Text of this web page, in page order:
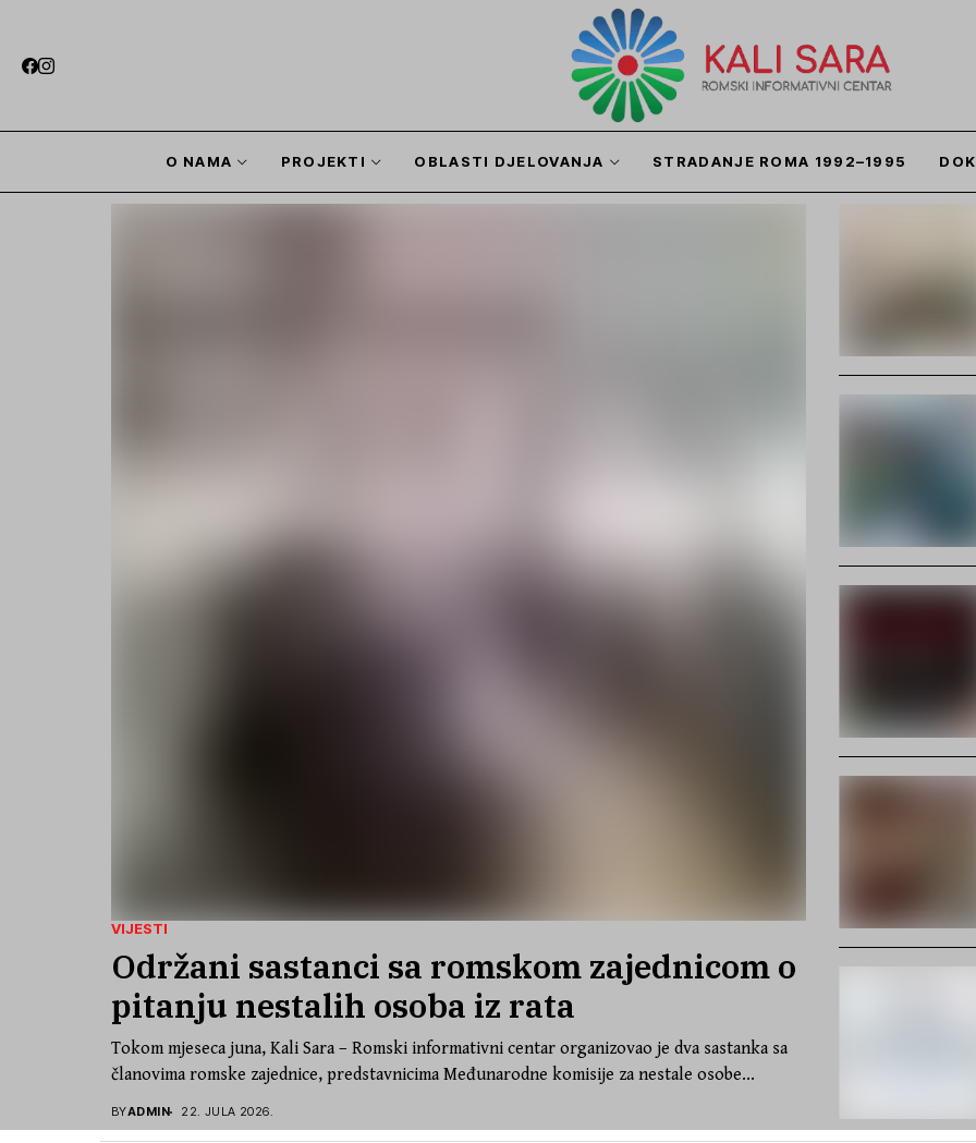
O NAMA PROJEKTI OBLASTI DJELOVANJA STRADANJE ROMA 1992–1995
VIJESTI
Održani sastanci sa romskom zajednicom o
pitanju nestalih osoba iz rata
Tokom mjeseca juna, Kali Sara – Romski informativni centar organizovao je dva sastanka sa
članovima romske zajednice, predstavnicima Međunarodne komisije za nestale osobe...
BYADMIN 22. JULA 2026.